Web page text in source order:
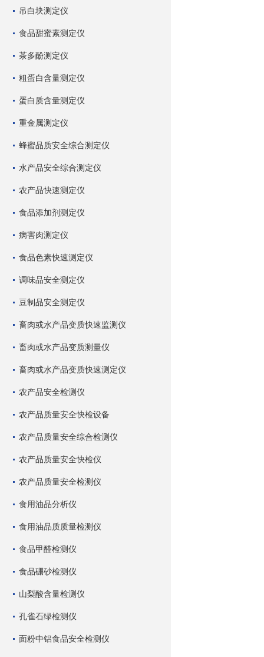
吊白块测定仪
食品甜蜜素测定仪
茶多酚测定仪
粗蛋白含量测定仪
蛋白质含量测定仪
重金属测定仪
蜂蜜品质安全综合测定仪
水产品安全综合测定仪
农产品快速测定仪
食品添加剂测定仪
病害肉测定仪
食品色素快速测定仪
调味品安全测定仪
豆制品安全测定仪
畜肉或水产品变质快速监测仪
畜肉或水产品变质测量仪
畜肉或水产品变质快速测定仪
农产品安全检测仪
农产品质量安全快检设备
农产品质量安全综合检测仪
农产品质量安全快检仪
农产品质量安全检测仪
食用油品分析仪
食用油品质质量检测仪
食品甲醛检测仪
食品硼砂检测仪
山梨酸含量检测仪
孔雀石绿检测仪
面粉中铝食品安全检测仪